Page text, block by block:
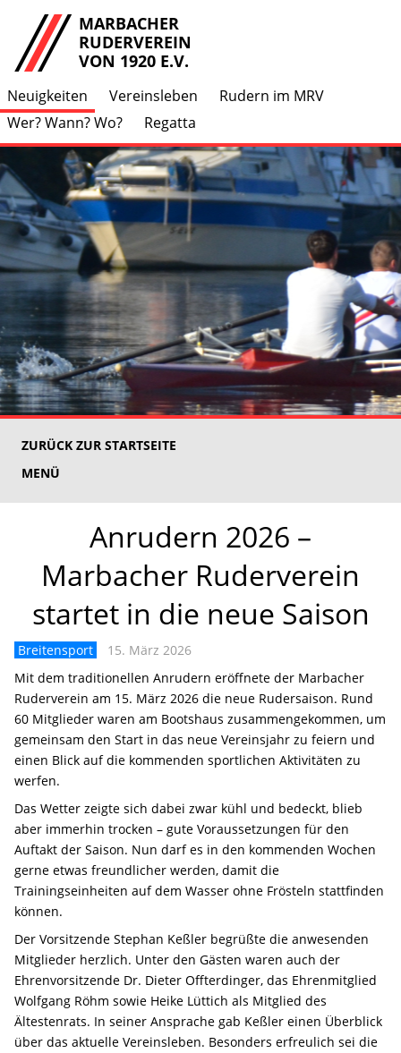
MARBACHER
RUDERVEREIN
VON 1920 E.V.
Neuigkeiten Vereinsleben
Rudern im MRV
Wer? Wann? Wo?
Regatta
ZURÜCK ZUR STARTSEITE
MENÜ
Anrudern 2026 –
Marbacher Ruderverein
startet in die neue Saison
Breitensport
15. März 2026
Mit dem traditionellen Anrudern eröffnete der Marbacher
Ruderverein am 15. März 2026 die neue Rudersaison. Rund
60 Mitglieder waren am Bootshaus zusammengekommen, um
gemeinsam den Start in das neue Vereinsjahr zu feiern und
einen Blick auf die kommenden sportlichen Aktivitäten zu
werfen.
Das Wetter zeigte sich dabei zwar kühl und bedeckt, blieb
aber immerhin trocken – gute Voraussetzungen für den
Auftakt der Saison. Nun darf es in den kommenden Wochen
gerne etwas freundlicher werden, damit die
Trainingseinheiten auf dem Wasser ohne Frösteln stattfinden
können.
Der Vorsitzende Stephan Keßler begrüßte die anwesenden
Mitglieder herzlich. Unter den Gästen waren auch der
Ehrenvorsitzende Dr. Dieter Offterdinger, das Ehrenmitglied
Wolfgang Röhm sowie Heike Lüttich als Mitglied des
Ältestenrats. In seiner Ansprache gab Keßler einen Überblick
über das aktuelle Vereinsleben. Besonders erfreulich sei die